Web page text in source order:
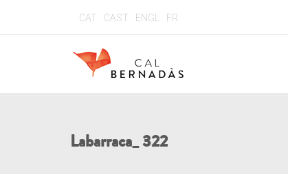
CAT CAST ENGL FR
Labarraca_ 322